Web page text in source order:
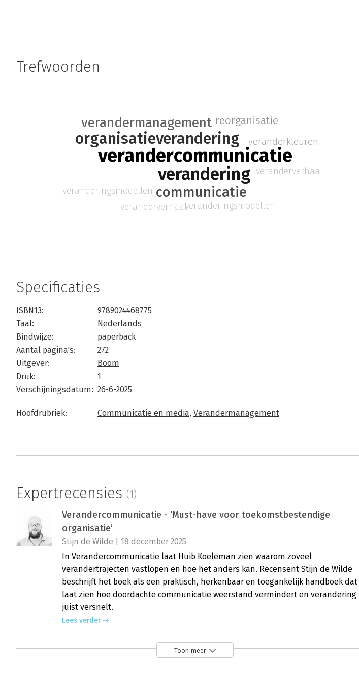
Trefwoorden
verandercommunicatie
verandering
organisatieverandering
communicatie
verandermanagement reorganisatie
veranderkleuren
veranderverhaal
veranderingsmodellen
veranderverhaal
veranderingsmodellen
Specificaties
ISBN13:
9789024468775
Taal:
Nederlands
Bindwijze:
paperback
Aantal pagina's:
272
Uitgever:
Boom
Druk:
1
Verschijningsdatum: 26-6-2025
Hoofdrubriek: Communicatie en media, Verandermanagement
Expertrecensies (1)
Verandercommunicatie - ‘Must-have voor toekomstbestendige
organisatie’
Stijn de Wilde | 18 december 2025
In Verandercommunicatie laat Huib Koeleman zien waarom zoveel
verandertrajecten vastlopen en hoe het anders kan. Recensent Stijn de Wilde
beschrijft het boek als een praktisch, herkenbaar en toegankelijk handboek dat
laat zien hoe doordachte communicatie weerstand vermindert en verandering
juist versnelt.
Lees verder
Toon meer